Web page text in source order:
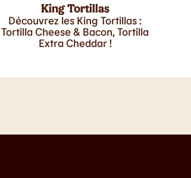
King Tortillas
Découvrez les King Tortillas :
Tortilla Cheese & Bacon, Tortilla
Extra Cheddar !